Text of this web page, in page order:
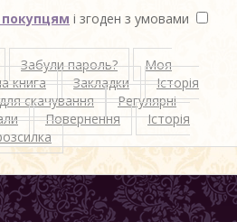
і згоден з умовами
Забули пароль?
Моя
книга Закладки
Історія
скачування
Регулярні
Повернення
Історія